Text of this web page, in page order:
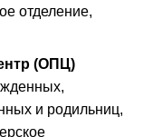
отделение,
(ОПЦ)
и родильниц,